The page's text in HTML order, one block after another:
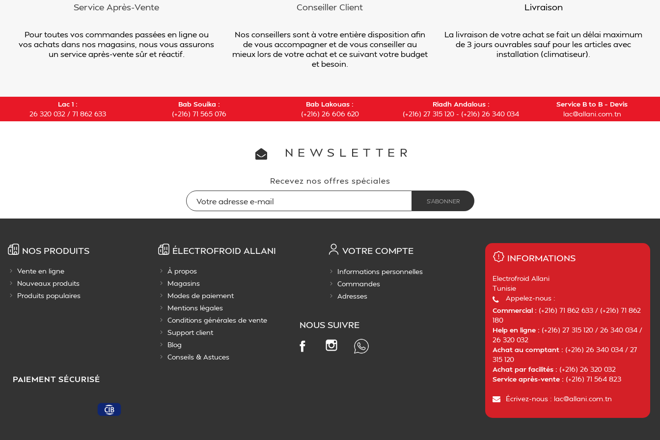
Service Après-Vente
Pour toutes vos commandes passées en ligne ou
vos achats dans nos magasins, nous vous assurons
un service après-vente sûr et réactif.
Conseiller Client
Nos conseillers sont à votre entière disposition afin
de vous accompagner et de vous conseiller au
mieux lors de votre achat et ce suivant votre budget
et besoin.
Livraison
La livraison de votre achat se fait un délai maximum
de 3 jours ouvrables sauf pour les articles avec
installation (climatiseur).
Lac 1 :
26 320 032 / 71 862 633
Bab Souika :
(+216) 71 565 076
Bab Lakouas :
(+216) 26 606 620
Riadh Andalous :
(+216) 27 315 120 - (+216) 26 340 034
Service B to B – Devis
lac@allani.com.tn
NEWSLETTER
Recevez nos offres spéciales
NOS PRODUITS
Vente en ligne
Nouveaux produits
Produits populaires
ÉLECTROFROID ALLANI
À propos
Magasins
Modes de paiement
Mentions légales
Conditions générales de vente
Support client
Blog
Conseils & Astuces
PAIEMENT SÉCURISÉ
VOTRE COMPTE
Informations personnelles
Commandes
Adresses
NOUS SUIVRE
Facebook Instagram
INFORMATIONS
Electrofroid Allani
Tunisie
Appelez-nous :
Commercial : (+216) 71 862 633 / (+216) 71 862
180
Help en ligne : (+216) 27 315 120 / 26 340 034 /
26 320 032
Achat au comptant : (+216) 26 340 034 / 27
315 120
Achat par facilités : (+216) 26 320 032
Service après-vente : (+216) 71 564 823
Écrivez-nous : lac@allani.com.tn